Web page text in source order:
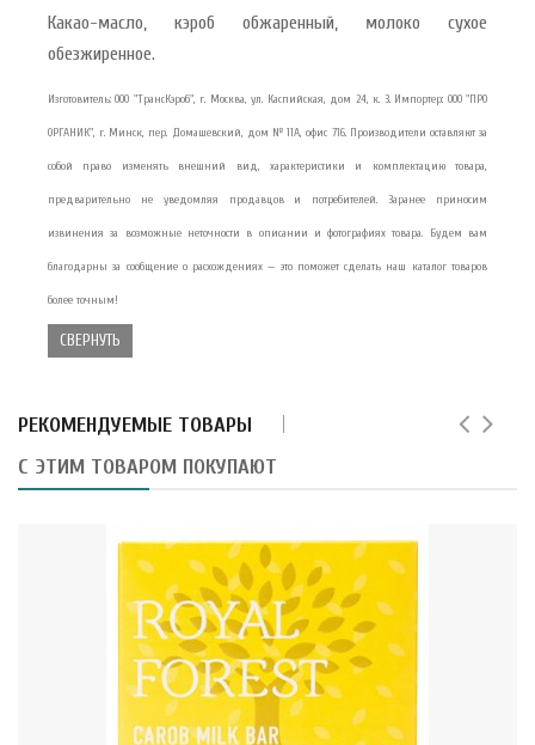
Какао-масло, кэроб обжаренный, молоко сухое
обезжиренное.
Изготовитель: ООО "ТрансКэроб", г. Москва, ул. Каспийская, дом 24, к. 3. Импортер: ООО "ПРО
ОРГАНИК", г. Минск, пер. Домашевский, дом № 11А, офис 716. Производители оставляют за
собой право изменять внешний вид, характеристики и комплектацию товара,
предварительно не уведомляя продавцов и потребителей. Заранее приносим
извинения за возможные неточности в описании и фотографиях товара. Будем вам
благодарны за сообщение о расхождениях — это поможет сделать наш каталог товаров
более точным!
СВЕРНУТЬ
РЕКОМЕНДУЕМЫЕ ТОВАРЫ
С ЭТИМ ТОВАРОМ ПОКУПАЮТ